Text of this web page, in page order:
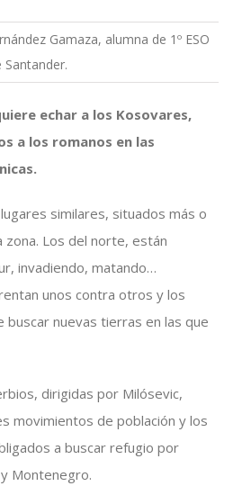
Gamaza, alumna de 1º ESO
Santander.
echar a los Kosovares,
a los romanos en las
similares, situados más o
zona. Los del norte, están
invadiendo, matando…
unos contra otros y los
buscar nuevas tierras en las que
dirigidas por Milósevic,
movimientos de población y los
a buscar refugio por
Montenegro.